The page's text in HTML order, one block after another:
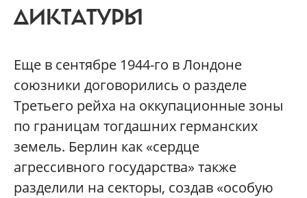
ДИКТАТУРЫ
Еще в сентябре 1944-го в Лондоне
союзники договорились о разделе
Третьего рейха на оккупационные зоны
по границам тогдашних германских
земель. Берлин как «сердце
агрессивного государства» также
разделили на секторы, создав «особую